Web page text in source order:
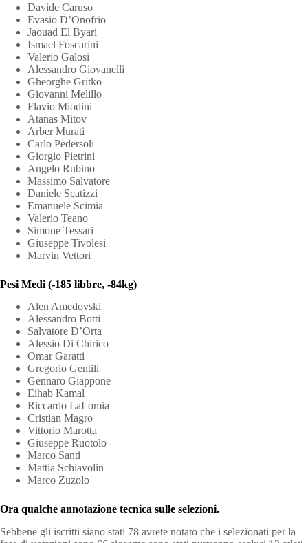
Davide Caruso
Evasio D’Onofrio
Jaouad El Byari
Ismael Foscarini
Valerio Galosi
Alessandro Giovanelli
Gheorghe Gritko
Giovanni Melillo
Flavio Miodini
Atanas Mitov
Arber Murati
Carlo Pedersoli
Giorgio Pietrini
Angelo Rubino
Massimo Salvatore
Daniele Scatizzi
Emanuele Scimia
Valerio Teano
Simone Tessari
Giuseppe Tivolesi
Marvin Vettori
Pesi Medi (-185 libbre, -84kg)
Alen Amedovski
Alessandro Botti
Salvatore D’Orta
Alessio Di Chirico
Omar Garatti
Gregorio Gentili
Gennaro Giappone
Eihab Kamal
Riccardo LaLomia
Cristian Magro
Vittorio Marotta
Giuseppe Ruotolo
Marco Santi
Mattia Schiavolin
Marco Zuzolo
Ora qualche annotazione tecnica sulle selezioni.
Sebbene gli iscritti siano stati 78 avrete notato che i selezionati per la